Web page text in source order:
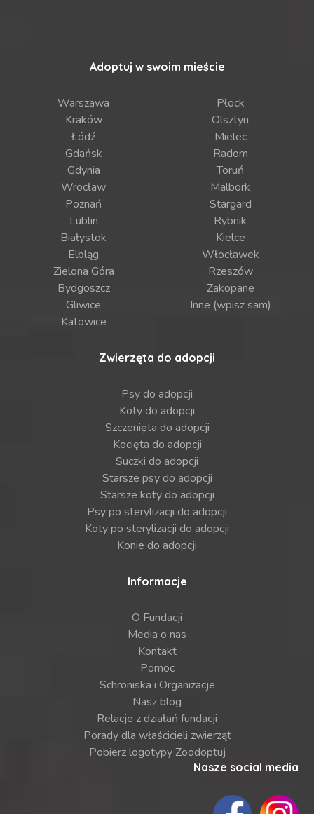
Adoptuj w swoim mieście
Warszawa
Kraków
Łódź
Gdańsk
Gdynia
Wrocław
Poznań
Lublin
Białystok
Elbląg
Zielona Góra
Bydgoszcz
Gliwice
Katowice
Płock
Olsztyn
Mielec
Radom
Toruń
Malbork
Stargard
Rybnik
Kielce
Włocławek
Rzeszów
Zakopane
Inne (wpisz sam)
Zwierzęta do adopcji
Psy do adopcji
Koty do adopcji
Szczenięta do adopcji
Kocięta do adopcji
Suczki do adopcji
Starsze psy do adopcji
Starsze koty do adopcji
Psy po sterylizacji do adopcji
Koty po sterylizacji do adopcji
Konie do adopcji
Informacje
O Fundacji
Media o nas
Kontakt
Pomoc
Schroniska i Organizacje
Nasz blog
Relacje z działań fundacji
Porady dla właścicieli zwierząt
Pobierz logotypy Zoodoptuj
Nasze social media